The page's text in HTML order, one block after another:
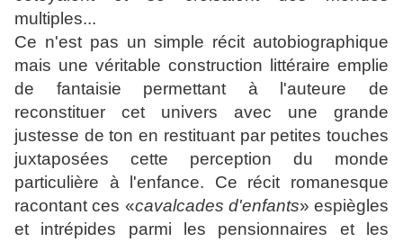
multiples...
Ce n'est pas un simple récit autobiographique
mais une véritable construction littéraire emplie
de fantaisie permettant à l'auteure de
reconstituer cet univers avec une grande
justesse de ton en restituant par petites touches
juxtaposées cette perception du monde
particulière à l'enfance. Ce récit romanesque
racontant ces «cavalcades d'enfants» espiègles
et intrépides parmi les pensionnaires et les